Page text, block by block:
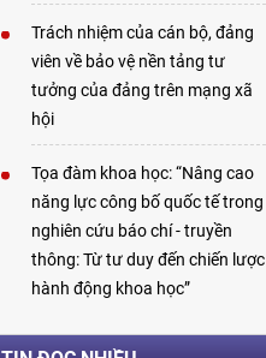
Trách nhiệm của cán bộ, đảng
viên về bảo vệ nền tảng tư
tưởng của đảng trên mạng xã
hội
Tọa đàm khoa học: “Nâng cao
năng lực công bố quốc tế trong
nghiên cứu báo chí - truyền
thông: Từ tư duy đến chiến lược
hành động khoa học”
Việt Nam - Lào đẩy mạnh hợp